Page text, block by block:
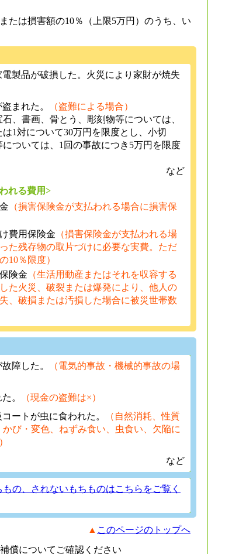
たは損害額の10％（上限5万円）のうち、い
電製品が破損した。火災により家財が焼失
まれた。
（盗難による場合）
、書画、骨とう、彫刻物等については、
は1対について30万円を限度とし、小切
ついては、1回の事故につき5万円を限度
など
れる費用>
（損害保険金が支払われる場合に損害保
費用保険金 （損害保険金が支払われる場
た残存物の取片づけに必要な実費。ただ
10％限度）
険金 （生活用動産またはそれを収容する
た火災、破裂または爆発により、他人の
、破損または汚損した場合に被災世帯数
障した。
（電気的事故・機械的事故の場
。
（現金の盗難は×）
ートが虫に食われた。
（自然消耗、性質
かび・変色、ねずみ食い、虫食い、欠陥に
など
の、されないもちものはこちらをご覧く
▲ このページのトップへ
償についてご確認ください